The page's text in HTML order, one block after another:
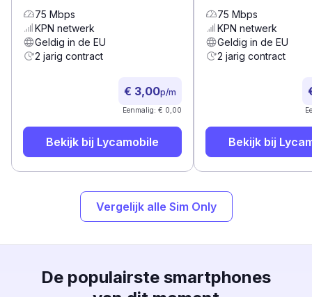
75 Mbps
KPN netwerk
Geldig in de EU
2 jarig contract
€ 3,00p/m
Eenmalig: € 0,00
Bekijk bij Lycamobile
75 Mbps
KPN netwerk
Geldig in de EU
2 jarig contract
Bekijk bij
Vergelijk alle Sim Only
De populairste smartphones